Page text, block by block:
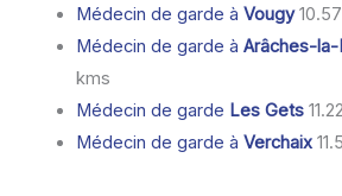
Médecin de garde à Vougy
Médecin de garde à Arâches-
kms
Médecin de garde Les Gets
Médecin de garde à Verchaix